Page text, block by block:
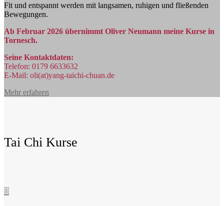
Fit und entspannt werden mit langsamen, ruhigen und fließenden
Bewegungen.
Ab Februar 2026 übernimmt Oliver Neumann meine Kurse in
Tornesch.
Seine Kontaktdaten:
Telefon: 0179 6633632
E-Mail: oli(at)yang-taichi-chuan.de
Mehr erfahren
Tai Chi Kurse
